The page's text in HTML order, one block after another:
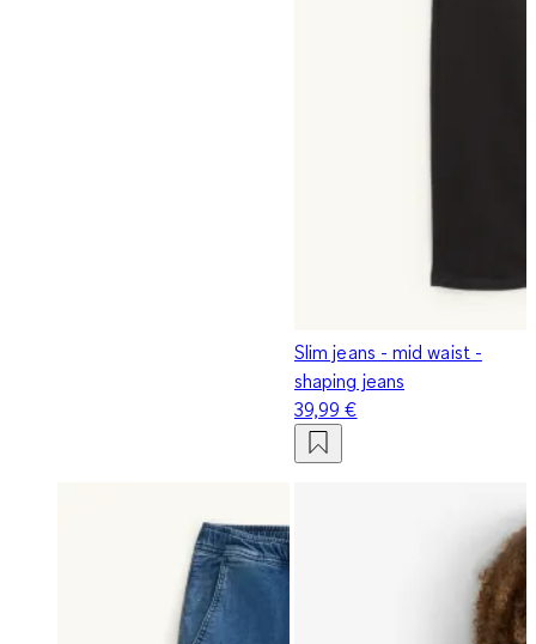
Slim jeans - mid waist -
shaping jeans
39,99 €